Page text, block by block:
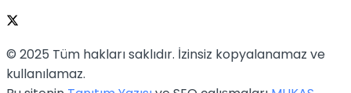
© 2025 Tüm hakları saklıdır. İzinsiz kopyalanamaz ve
kullanılamaz.